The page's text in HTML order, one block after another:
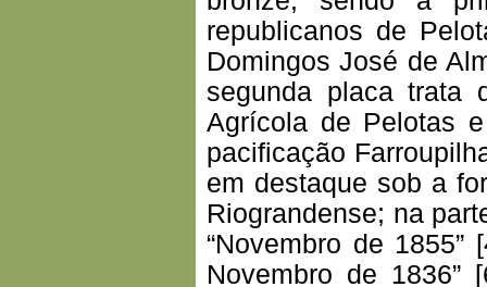
republicanos de
Domingos José de
segunda placa trata
Agrícola de Pelotas
pacificação
em destaque sob a
Riograndense; na
“Novembro de
Novembro de